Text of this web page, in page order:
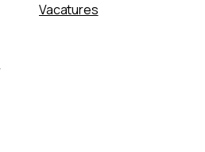
Vacatures